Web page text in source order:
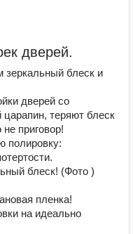
дверей.
зеркальный блеск и
дверей со
теряют блеск
приговор!
полировку:
блеск! (Фото )
пленка!
на идеально